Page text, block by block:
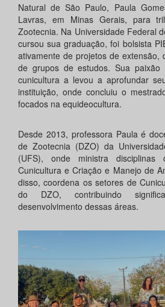
Natural de São Paulo, Paula
Lavras, em Minas Gerais, para
Zootecnia. Na Universidade Federal
cursou sua graduação, foi bolsista
ativamente de projetos de extensão,
de grupos de estudos. Sua paixão
cunicultura a levou a aprofundar
instituição, onde concluiu o
focados na equideocultura.
Desde 2013, professora Paula é
de Zootecnia (DZO) da
(UFS), onde ministra disciplinas
Cunicultura e Criação e Manejo de
disso, coordena os setores de
do DZO, contribuindo
desenvolvimento dessas áreas.